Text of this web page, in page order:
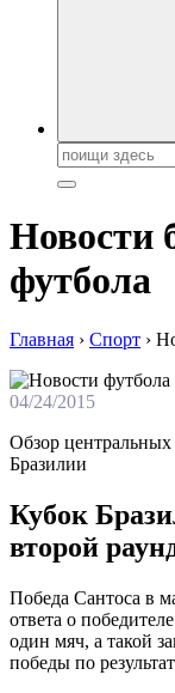
Поиск:
Новости
футбола
Главная › Спорт ›
04/24/2015
Обзор
Бразилии
Кубок
второй
Победа Сантоса в
ответа о
один мяч, а такой
победы по